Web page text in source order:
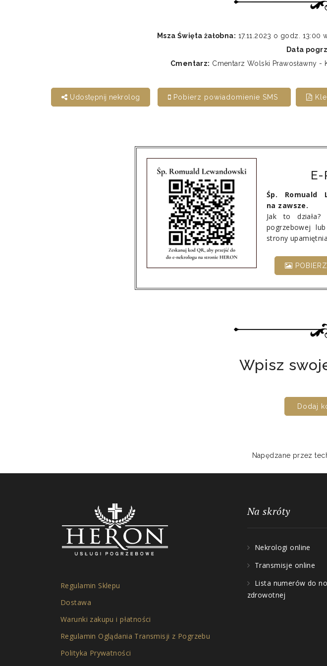
Msza Święta żałobna: 17.11.2023 o godz. 13:00
Data
Cmentarz: Cmentarz Wolski Prawosławny -
Udostępnij nekrolog Pobierz powiadomienie SMS
E-
Śp. Romuald
na zawsze.
Jak to działa?
pogrzebowej
strony
Wpisz
Dodaj
Napędzane przez
Regulamin Sklepu
Dostawa
Warunki zakupu i płatności
Regulamin Oglądania Transmisji z Pogrzebu
Polityka Prywatności
Na skróty
Nekrologi online
Transmisje online
Lista numerów do
zdrowotnej